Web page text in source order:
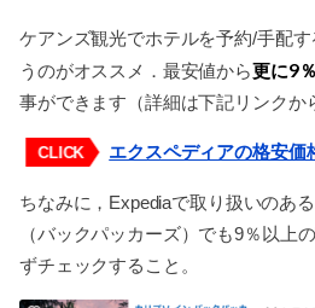
ケアンズ観光でホテルを予約/手配す
うのがオススメ．最安値から更に9
事ができます（詳細は下記リンクか
CLICK エクスペディアの格安価
ちなみに，Expediaで取り扱いのあ
（バックパッカーズ）でも9％以上
ずチェックすること。